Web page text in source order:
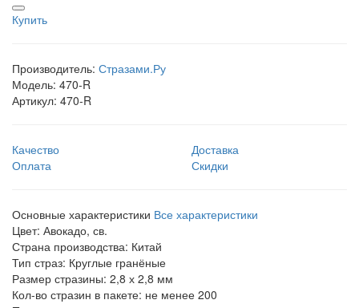
Купить
Производитель: Стразами.Ру
Модель: 470-R
Артикул: 470-R
Качество
Доставка
Оплата
Скидки
Основные характеристики Все характеристики
Цвет: Авокадо, св.
Страна производства: Китай
Тип страз: Круглые гранёные
Размер стразины: 2,8 х 2,8 мм
Кол-во стразин в пакете: не менее 200